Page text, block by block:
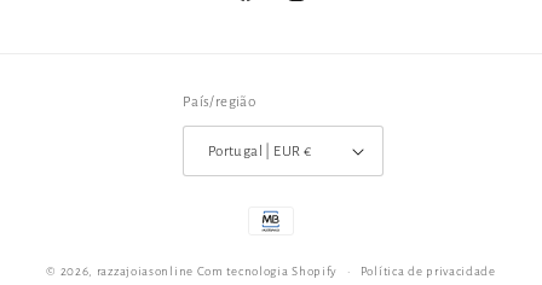
FacebookInstagram
País/região
Portugal | EUR €
Métodos
pagamento
© 2026, razzajoiasonline Com tecnologia Shopify Política de privacidade